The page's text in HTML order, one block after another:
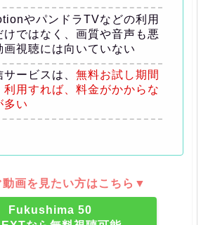
やパンドラTVなどの利用
けではなく、画質や音声も悪
画視聴には向いていない
ービスは、 無料お試し期間
利用すれば、料金がかからな
多い
画を見たい方はこちら▼
Fukushima 50